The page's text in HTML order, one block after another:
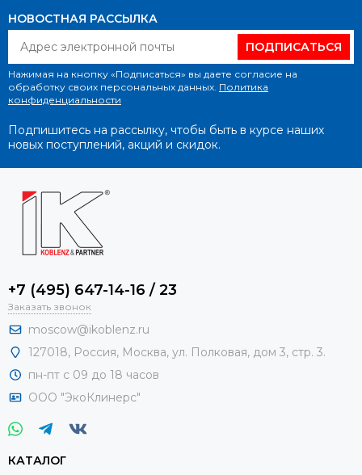
НОВОСТНАЯ РАССЫЛКА
ПОДПИСАТЬСЯ
Нажимая на кнопку «Подписаться» вы даете согласие на
обработку своих персональных данных. Политика
конфиденциальности
Подпишитесь на рассылку, чтобы быть в курсе наших
новых поступлений, акций и скидок.
+7 (495) 647-14-16 / 23
Заказать звонок
moscow@ikoblenz.ru
127018, Россия, Москва, ул. Полковая, дом 3, стр. 3.
пн-пт с 09 до 18 часов
ООО "ЭкоКлинерс"
КАТАЛОГ